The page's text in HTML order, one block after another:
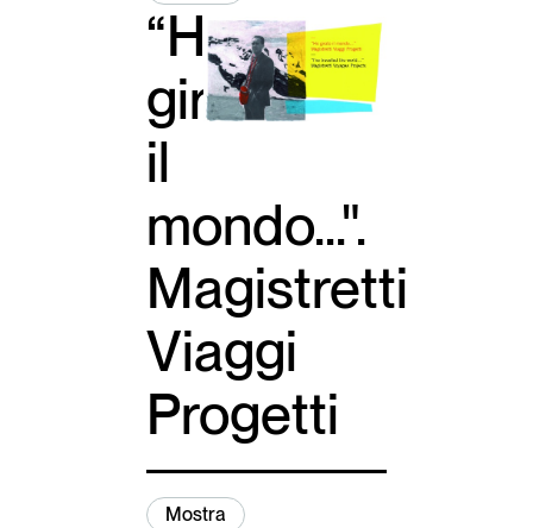
“Ho
girato
il
mondo...".
Magistretti
Viaggi
Progetti
Mostra